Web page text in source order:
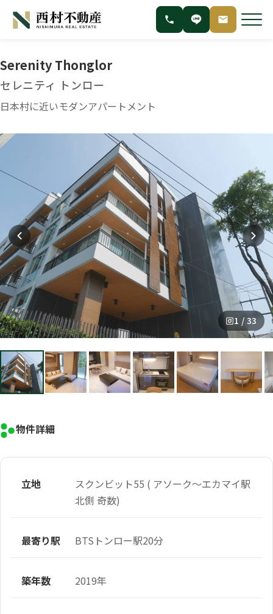
Serenity Thonglor
セレニティ トンロー
日本村に近いモダンアパートメント
1 / 33
物件詳細
立地
スクンビット55 ( アソーク～エカマイ駅
北側 奇数)
最寄り駅 BTSトンロー駅20分
築年数 2019年